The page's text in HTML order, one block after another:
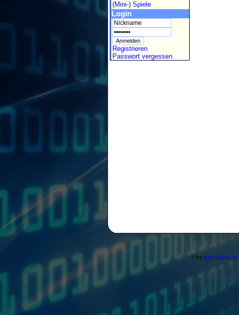
(Mini-) Spiele
Login
Registrieren
Passwort vergessen
© by login-essen.de